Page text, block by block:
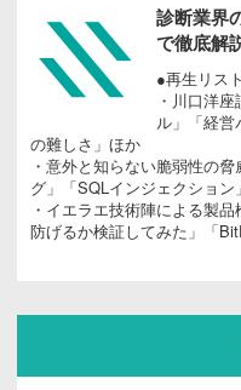
診断業界
で徹底解
●再生リスト
・川口洋
ル」「経
の難しさ」ほか
・意外と知らない脆弱性の
グ」「SQLインジェクション」
・イエラエ技術陣による製
防げるか検証してみた」「